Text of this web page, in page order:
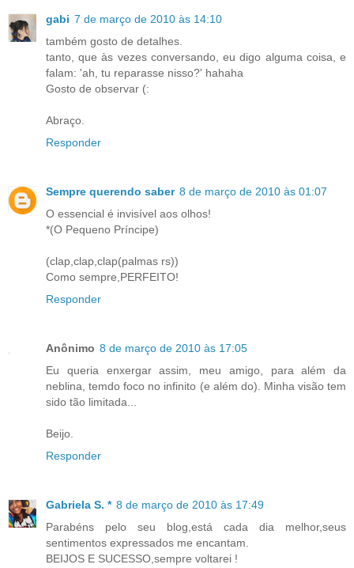
gabi 7 de março de 2010 às 14:10
também gosto de detalhes.
tanto, que às vezes conversando, eu digo alguma coisa, e
falam: 'ah, tu reparasse nisso?' hahaha
Gosto de observar (:
Abraço.
Responder
Sempre querendo saber 8 de março de 2010 às 01:07
O essencial é invisível aos olhos!
*(O Pequeno Príncipe)
(clap,clap,clap(palmas rs))
Como sempre,PERFEITO!
Responder
Anônimo 8 de março de 2010 às 17:05
Eu queria enxergar assim, meu amigo, para além da
neblina, temdo foco no infinito (e além do). Minha visão tem
sido tão limitada...
Beijo.
Responder
Gabriela S. * 8 de março de 2010 às 17:49
Parabéns pelo seu blog,está cada dia melhor,seus
sentimentos expressados me encantam.
BEIJOS E SUCESSO,sempre voltarei !